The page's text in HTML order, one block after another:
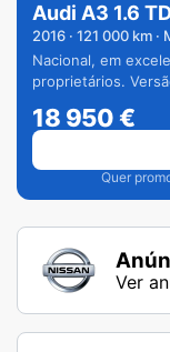
Audi A3 1.6
2016 · 121 000 km ·
Nacional, em
proprietários.
18 950€
Quer
Ver